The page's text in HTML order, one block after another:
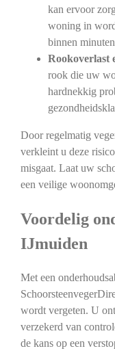
kan ervoor
woning in
binnen
Rookoverlast
rook die uw
hardnekkig
Door regelmatig
verkleint u deze
misgaat. Laat uw
een veilige
Voordelig
IJmuiden
Met een
wordt vergeten. U
verzekerd van
de kans op een